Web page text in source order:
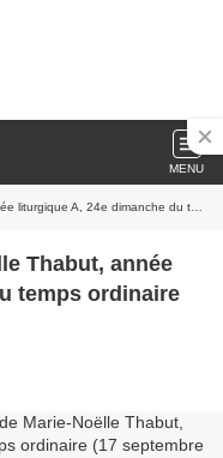
MENU
du temps ordinaire (17 septembre 2017)
Thabut, année
temps ordinaire